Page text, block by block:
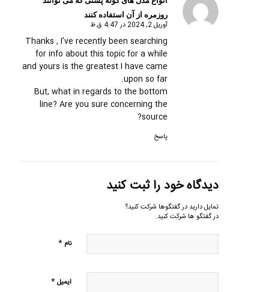
روزمره از آن استفاده کنند
گفته:
آوریل 2, 2024 در 4:47 ق.ظ
Thanks , I’ve recently been searching
for info about this topic for a while
and yours is the greatest I have came
upon so far.
But, what in regards to the bottom
line? Are you sure concerning the
source?
پاسخ
دیدگاه خود را ثبت کنید
تمایل دارید در گفتگوها شرکت کنید؟
در گفتگو ها شرکت کنید.
نام *
ایمیل*